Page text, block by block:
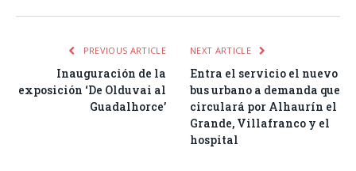
PREVIOUS ARTICLE
Inauguración de la
exposición ‘De Olduvai al
Guadalhorce’
NEXT ARTICLE
Entra el servicio el nuevo
bus urbano a demanda que
circulará por Alhaurín el
Grande, Villafranco y el
hospital